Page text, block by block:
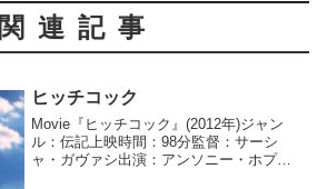
関連記事
ヒッチコック
Movie『ヒッチコック』(2012年)ジャン
ル：伝記上映時間：98分監督：サーシ
ャ・ガヴァシ出演：アンソニー・ホプキ